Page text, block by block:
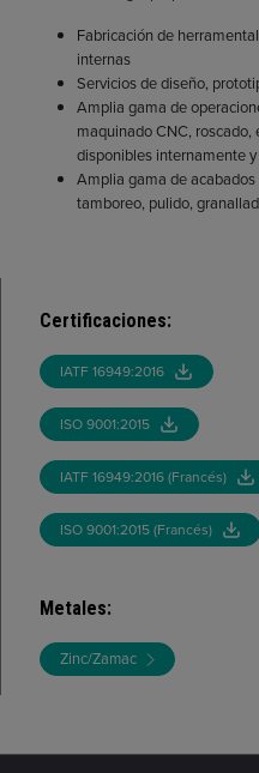
Fabricación de
internas
Servicios de diseño,
Amplia gama de
maquinado CNC, roscado,
disponibles internamente
Amplia gama de
tamboreo, pulido,
Certificaciones:
IATF 16949:2016
ISO 9001:2015
IATF 16949:2016 (Francés)
ISO 9001:2015 (Francés)
Metales:
Zinc/Zamac